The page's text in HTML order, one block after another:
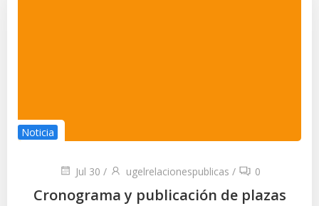
Noticia
Jul 30 / ugelrelacionespublicas / 0
Cronograma y publicación de plazas